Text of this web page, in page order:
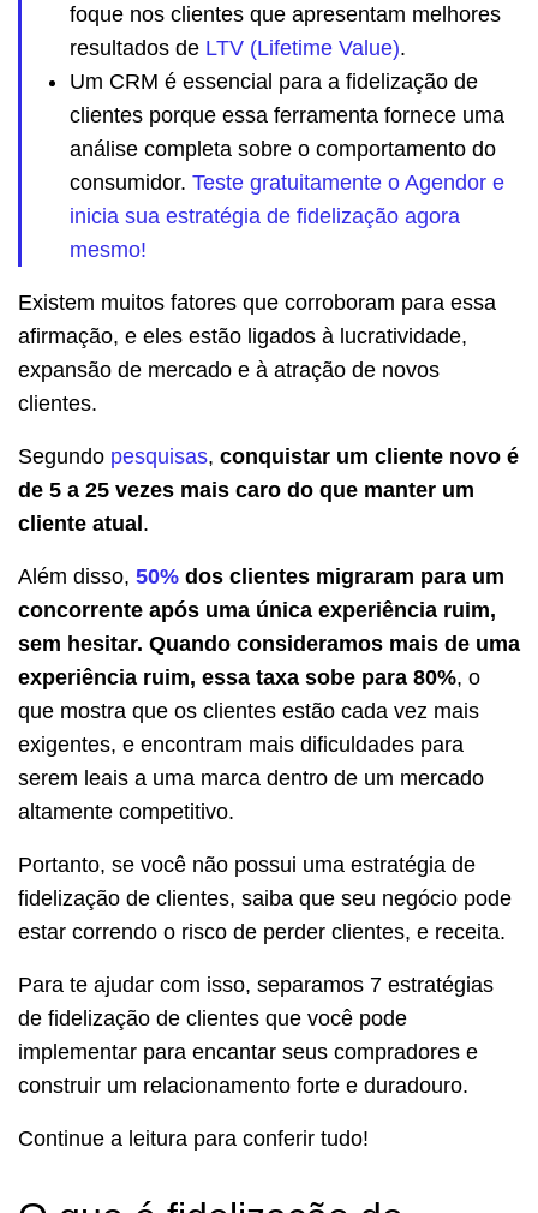
foque nos clientes que apresentam melhores
resultados de LTV (Lifetime Value).
Um CRM é essencial para a fidelização de
clientes porque essa ferramenta fornece uma
análise completa sobre o comportamento do
consumidor. Teste gratuitamente o Agendor e
inicia sua estratégia de fidelização agora
mesmo!
Existem muitos fatores que corroboram para essa
afirmação, e eles estão ligados à lucratividade,
expansão de mercado e à atração de novos
clientes.
Segundo pesquisas, conquistar um cliente novo é
de 5 a 25 vezes mais caro do que manter um
cliente atual.
Além disso, 50% dos clientes migraram para um
concorrente após uma única experiência ruim,
sem hesitar. Quando consideramos mais de uma
experiência ruim, essa taxa sobe para 80%, o
que mostra que os clientes estão cada vez mais
exigentes, e encontram mais dificuldades para
serem leais a uma marca dentro de um mercado
altamente competitivo.
Portanto, se você não possui uma estratégia de
fidelização de clientes, saiba que seu negócio pode
estar correndo o risco de perder clientes, e receita.
Para te ajudar com isso, separamos 7 estratégias
de fidelização de clientes que você pode
implementar para encantar seus compradores e
construir um relacionamento forte e duradouro.
Continue a leitura para conferir tudo!